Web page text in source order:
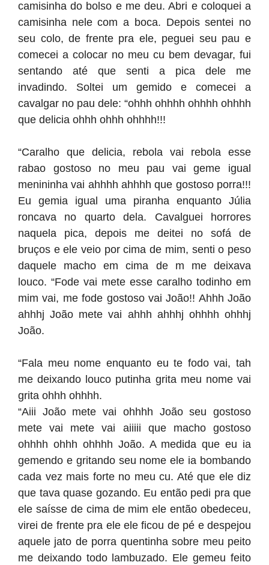
camisinha do bolso e me deu. Abri e coloquei a
camisinha nele com a boca. Depois sentei no
seu colo, de frente pra ele, peguei seu pau e
comecei a colocar no meu cu bem devagar, fui
sentando até que senti a pica dele me
invadindo. Soltei um gemido e comecei a
cavalgar no pau dele: “ohhh ohhhh ohhhh ohhhh
que delicia ohhh ohhh ohhhh!!!
“Caralho que delicia, rebola vai rebola esse
rabao gostoso no meu pau vai geme igual
menininha vai ahhhh ahhhh que gostoso porra!!!
Eu gemia igual uma piranha enquanto Júlia
roncava no quarto dela. Cavalguei horrores
naquela pica, depois me deitei no sofá de
bruços e ele veio por cima de mim, senti o peso
daquele macho em cima de m me deixava
louco. “Fode vai mete esse caralho todinho em
mim vai, me fode gostoso vai João!! Ahhh João
ahhhj João mete vai ahhh ahhhj ohhhh ohhhj
João.
“Fala meu nome enquanto eu te fodo vai, tah
me deixando louco putinha grita meu nome vai
grita ohhh ohhhh.
“Aiii João mete vai ohhhh João seu gostoso
mete vai mete vai aiiiii que macho gostoso
ohhhh ohhh ohhhh João. A medida que eu ia
gemendo e gritando seu nome ele ia bombando
cada vez mais forte no meu cu. Até que ele diz
que tava quase gozando. Eu então pedi pra que
ele saísse de cima de mim ele então obedeceu,
virei de frente pra ele ele ficou de pé e despejou
aquele jato de porra quentinha sobre meu peito
me deixando todo lambuzado. Ele gemeu feito